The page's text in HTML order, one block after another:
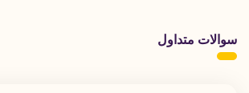
سوالات متداول